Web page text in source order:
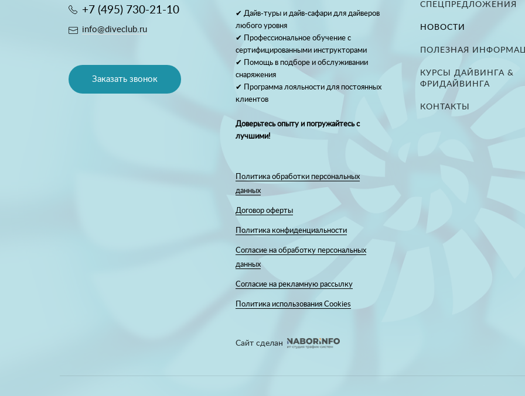
+7 (495) 730-21-10
info@diveclub.ru
Заказать звонок
✔ Дайв-туры и дайв-сафари для дайверов
любого уровня
✔ Профессиональное обучение с
сертифицированными инструкторами
✔ Помощь в подборе и обслуживании
снаряжения
✔ Программа лояльности для постоянных
клиентов
Доверьтесь опыту и погружайтесь с
лучшими!
Политика обработки персональных
данных
Договор оферты
Политика конфиденциальности
Согласие на обработку персональных
данных
Согласие на рекламную рассылку
Политика использования Cookies
Сайт сделан
СПЕЦПРЕДЛОЖЕНИЯ
НОВОСТИ
ПОЛЕЗНАЯ
КУРСЫ ДАЙВИНГА &
ФРИДАЙВИНГА
КОНТАКТЫ